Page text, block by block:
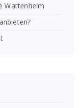
Wattenheim